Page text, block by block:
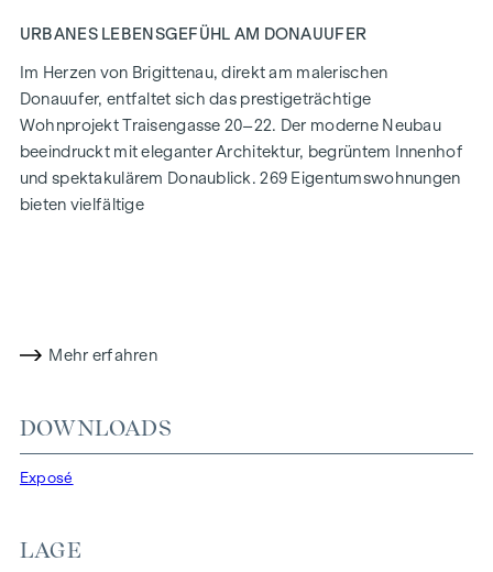
URBANES LEBENSGEFÜHL AM DONAUUFER
Im Herzen von Brigittenau, direkt am malerischen
Donauufer, entfaltet sich das prestigeträchtige
Wohnprojekt Traisengasse 20–22. Der moderne Neubau
beeindruckt mit eleganter Architektur, begrüntem Innenhof
und spektakulärem Donaublick. 269 Eigentumswohnungen
bieten vielfältige
In der Traisengasse 20–22 vereinen sich Ästhetik und
Funktionalität in jeder Wohneinheit. Mit intelligenten
Grundrissen, die von gemütlichen Einzimmerapartments bis
stilvolle Markenfliesen veredeln das Interieur, während die
Mehr erfahren
DOWNLOADS
Exposé
LAGE